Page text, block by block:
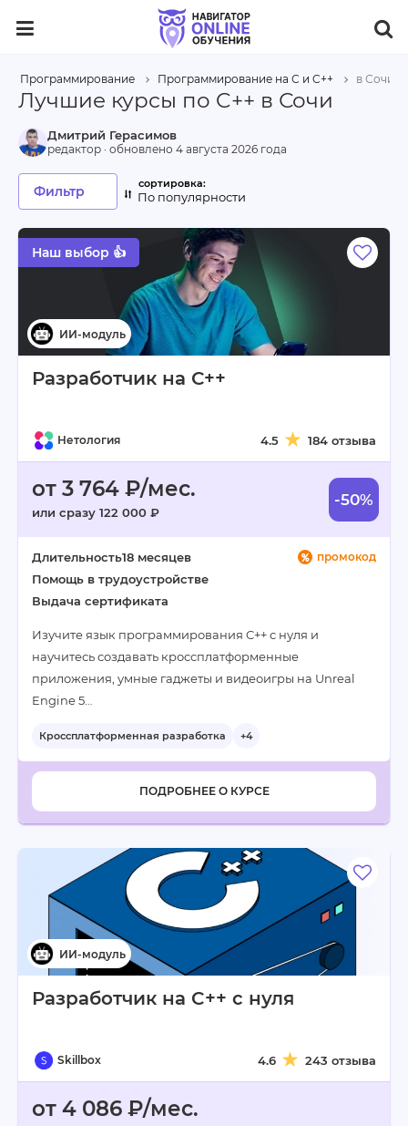
Программирование Программирование на С и C++ в Сочи
Лучшие курсы по C++ в Сочи
Разработчик на С++
Нетология 4.5 184 отзыва
от 3 764 ₽/мес.
или сразу 122 000 ₽
-50%
промокод
Длительность18 месяцев
Помощь в трудоустройстве
Выдача сертификата
Изучите язык программирования C++ с нуля и
научитесь создавать кроссплатформенные
приложения, умные гаджеты и видеоигры на Unreal
Engine 5…
Кроссплатформенная разработка +4
ПОДРОБНЕЕ О КУРСЕ
Наш выбор 👍
Разработчик на C++ с нуля
Skillbox 4.6 243 отзыва
от 4 086 ₽/мес.
Дмитрий Герасимов
редактор · обновлено 4 августа 2026 года
Фильтр По популярности